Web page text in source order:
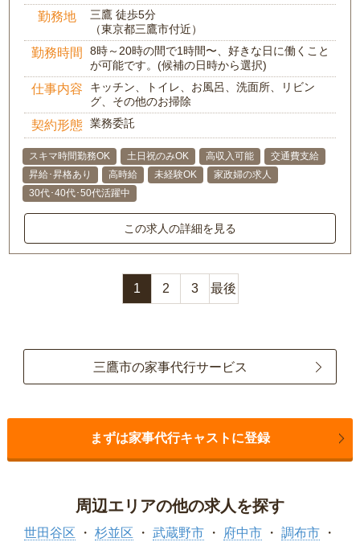
勤務地
三鷹 徒歩5分
（東京都三鷹市付近）
勤務時間
8時～20時の間で1時間〜、好きな日に働くこと
が可能です。(候補の日時から選択)
仕事内容
キッチン、トイレ、お風呂、洗面所、リビン
グ、その他のお掃除
契約形態 業務委託
スキマ時間勤務OK 土日祝のみOK 高収入可能
交通費支給
昇給･昇格あり
高時給 未経験OK
家政婦の求人
30代･40代･50代活躍中
この求人の詳細を見る
1 2 3 最後
三鷹市の家事代行サービス
まずは家事代行キャストに登録
周辺エリアの他の求人を探す
世田谷区 杉並区 武蔵野市 府中市
調布市